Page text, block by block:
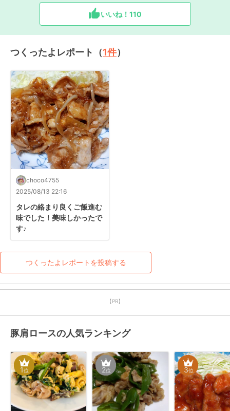
いいね！ 110
つくったよレポート（1件）
choco4755
2025/08/13 22:16
タレの絡まり良くご飯進む
味でした！美味しかったで
す♪
つくったよレポートを投稿する
【PR】
豚肩ロースの人気ランキング
1位 2位 3位